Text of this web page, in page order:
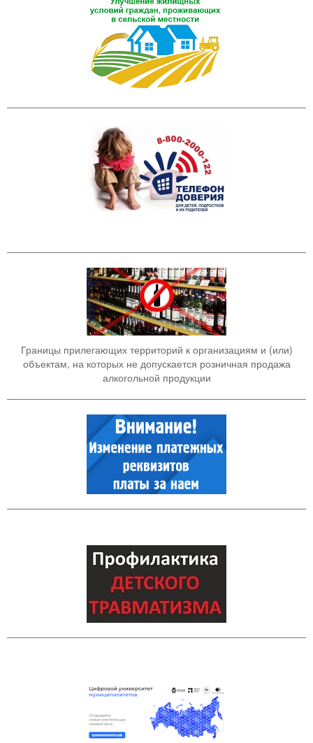
Границы прилегающих территорий к организациям и (или)
объектам, на которых не допускается розничная продажа
алкогольной продукции